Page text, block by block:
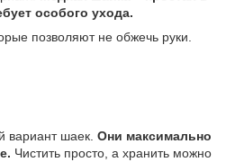
особого ухода.
позволяют не обжечь руки.
вариант шаек. Они максимально
Чистить просто, а хранить можно